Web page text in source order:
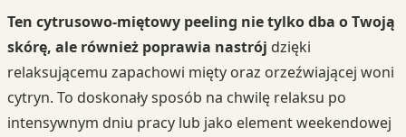
Ten cytrusowo-miętowy peeling nie tylko dba o Twoją
skórę, ale również poprawia nastrój dzięki
relaksującemu zapachowi mięty oraz orzeźwiającej woni
cytryn. To doskonały sposób na chwilę relaksu po
intensywnym dniu pracy lub jako element weekendowej